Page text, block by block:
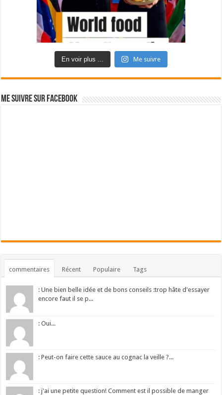
En voir plus ... Me suivre
Me suivre sur Facebook
commentaires Récent Populaire Tags
: Une bien belle idée et de bons conseils :trop hâte d'essayer
encore faut il se p...
: Oui...
: Peut-on faire cette sauce au cognac la veille ?...
: j'ai une petite question! Comment est il possible de manger